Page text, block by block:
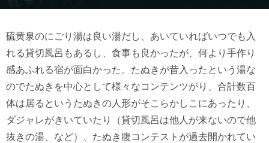
硫黄泉のにごり湯は良い湯だし、あいていればいつでも入
れる貸切風呂もあるし、食事も良かったが、何より手作り
感あふれる宿が面白かった。たぬきが昔入ったという湯な
のでたぬきを中心として様々なコンテンツがり、合計数百
体は居るというたぬきの人形がそこらかしこにあったり、
ダジャレがきいていたり（貸切風呂は他人が来ないので他
抜きの湯、など）、たぬき腹コンテストが過去開かれてい